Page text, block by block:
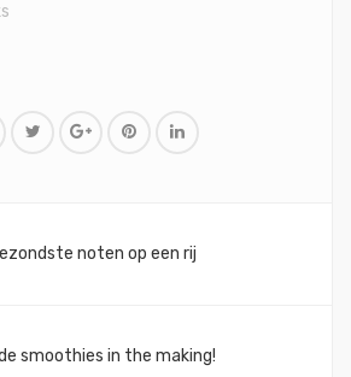
noten op een rij
smoothies in the making!